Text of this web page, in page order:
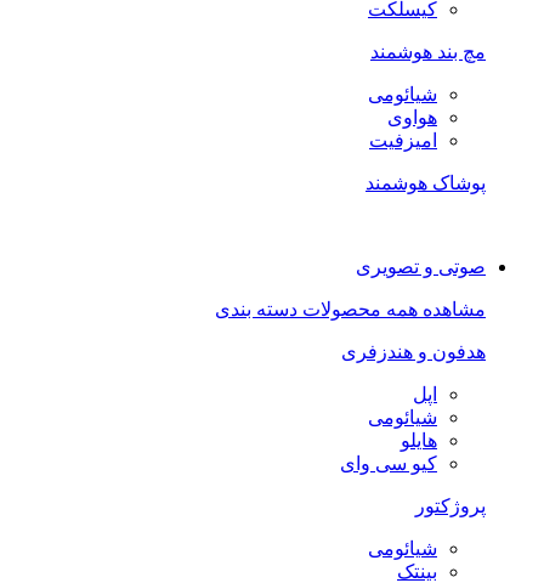
کیسلکت
مچ بند هوشمند
شیائومی
هواوی
امیزفیت
پوشاک هوشمند
صوتی و تصویری
مشاهده همه محصولات دسته بندی
هدفون و هندزفری
اپل
شیائومی
هایلو
کیو سی وای
پروژکتور
شیائومی
بینتک